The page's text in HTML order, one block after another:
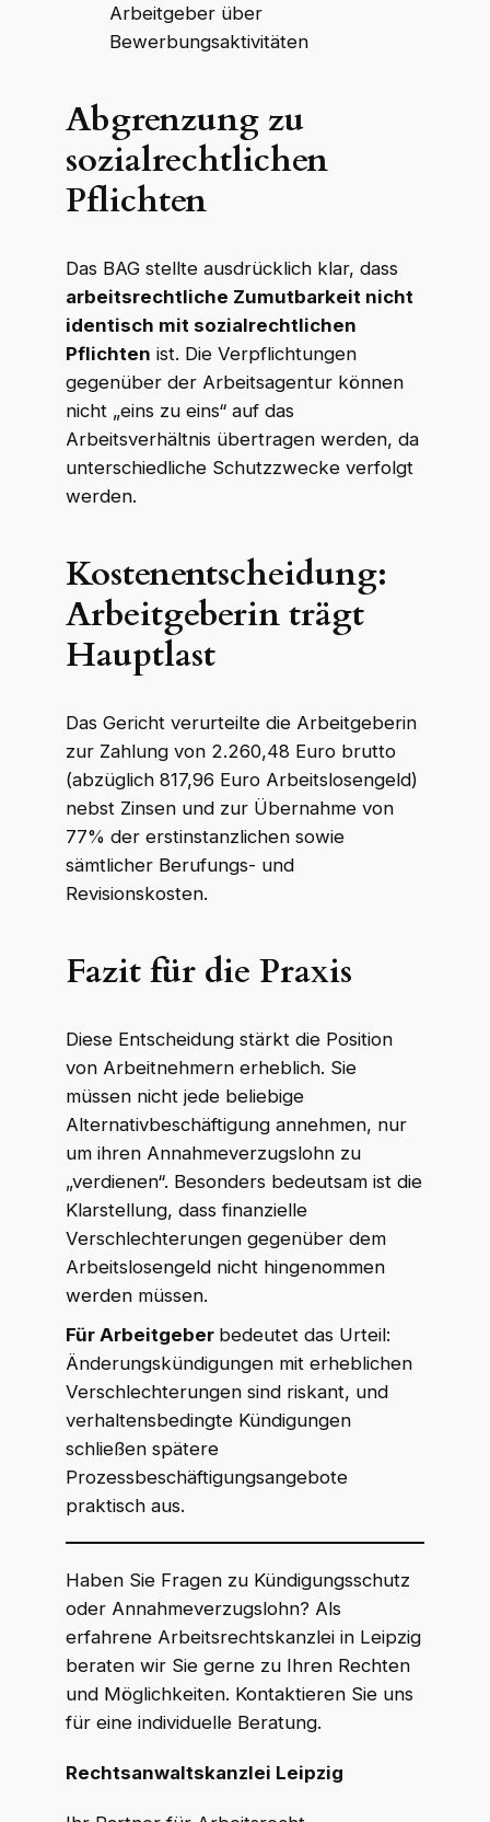
Arbeitgeber über
Bewerbungsaktivitäten
Abgrenzung zu
sozialrechtlichen
Pflichten
Das BAG stellte ausdrücklich klar, dass
arbeitsrechtliche Zumutbarkeit nicht
identisch mit sozialrechtlichen
Pflichten ist. Die Verpflichtungen
gegenüber der Arbeitsagentur können
nicht „eins zu eins“ auf das
Arbeitsverhältnis übertragen werden, da
unterschiedliche Schutzzwecke verfolgt
werden.
Kostenentscheidung:
Arbeitgeberin trägt
Hauptlast
Das Gericht verurteilte die Arbeitgeberin
zur Zahlung von 2.260,48 Euro brutto
(abzüglich 817,96 Euro Arbeitslosengeld)
nebst Zinsen und zur Übernahme von
77% der erstinstanzlichen sowie
sämtlicher Berufungs- und
Revisionskosten.
Fazit für die Praxis
Diese Entscheidung stärkt die Position
von Arbeitnehmern erheblich. Sie
müssen nicht jede beliebige
Alternativbeschäftigung annehmen, nur
um ihren Annahmeverzugslohn zu
„verdienen“. Besonders bedeutsam ist die
Klarstellung, dass finanzielle
Verschlechterungen gegenüber dem
Arbeitslosengeld nicht hingenommen
werden müssen.
Für Arbeitgeber bedeutet das Urteil:
Änderungskündigungen mit erheblichen
Verschlechterungen sind riskant, und
verhaltensbedingte Kündigungen
schließen spätere
Prozessbeschäftigungsangebote
praktisch aus.
Haben Sie Fragen zu Kündigungsschutz
oder Annahmeverzugslohn? Als
erfahrene Arbeitsrechtskanzlei in Leipzig
beraten wir Sie gerne zu Ihren Rechten
und Möglichkeiten. Kontaktieren Sie uns
für eine individuelle Beratung.
Rechtsanwaltskanzlei Leipzig